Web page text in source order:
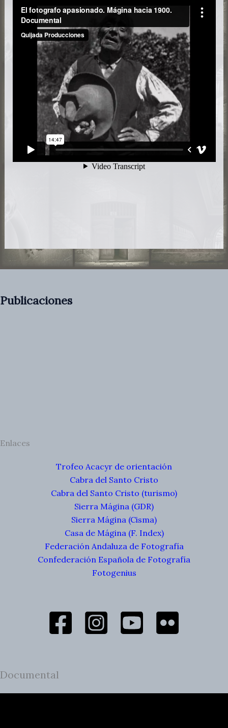
Publicaciones
Enlaces
Trofeo Acacyr de orientación
Cabra del Santo Cristo
Cabra del Santo Cristo (turismo)
Sierra Mágina (GDR)
Sierra Mágina (Cisma)
Casa de Mágina (F. Index)
Federación Andaluza de Fotografía
Confederación Española de Fotografía
Fotogenius
Documental